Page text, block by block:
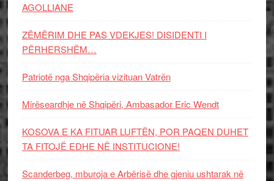
AGOLLIANE
ZËMËRIM DHE PAS VDEKJES! DISIDENTI I
PËRHERSHËM…
Patriotë nga Shqipëria vizituan Vatrën
Mirëseardhje në Shqipëri, Ambasador Eric Wendt
KOSOVA E KA FITUAR LUFTËN, POR PAQEN DUHET
TA FITOJË EDHE NË INSTITUCIONE!
Scanderbeg, mburoja e Arbërisë dhe gjeniu ushtarak në